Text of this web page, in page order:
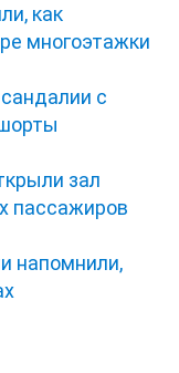
как
многоэтажки
с
зал
пассажиров
напомнили,